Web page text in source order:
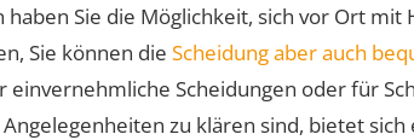
haben Sie die Möglichkeit, sich vor Ort
Sie können die Scheidung aber auch
einvernehmliche Scheidungen oder für
zu klären sind, bietet sich